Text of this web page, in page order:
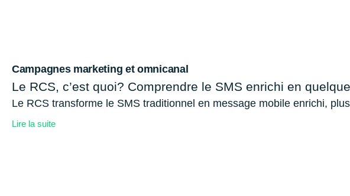
Campagnes marketing et omnicanal
Le RCS, c’est quoi? Comprendre le SMS enrichi en
Le RCS transforme le SMS traditionnel en message mobile enrichi,
Lire la suite